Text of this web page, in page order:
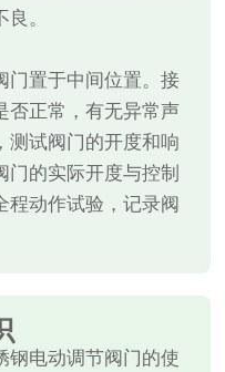
。
门置于中间位置。接
否正常，有无异常声
测试阀门的开度和响
门的实际开度与控制
程动作试验，记录阀
钢电动调节阀门的使